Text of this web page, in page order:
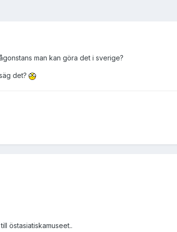
man kan göra det i sverige?
det?
östasiatiskamuseet..